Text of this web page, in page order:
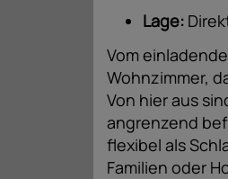
Lage:
Vom
Wohnzimmer,
Von hier aus
angrenzend
flexibel als
Familien oder